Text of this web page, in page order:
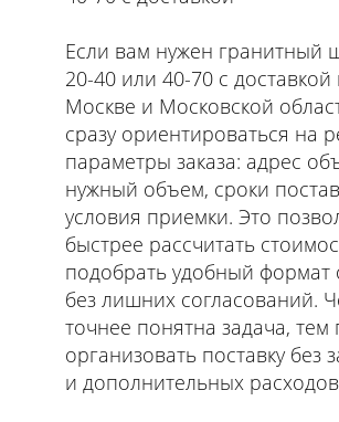
Если вам нужен гранитный
20-40 или 40-70 с доставкой
Москве и Московской
сразу ориентироваться на
параметры заказа: адрес
нужный объем, сроки
условия приемки. Это
быстрее рассчитать
подобрать удобный формат
без лишних согласований.
точнее понятна задача,
организовать поставку без
и дополнительных